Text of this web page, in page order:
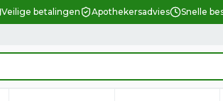
Veilige betalingen Apothekersadvies Snelle